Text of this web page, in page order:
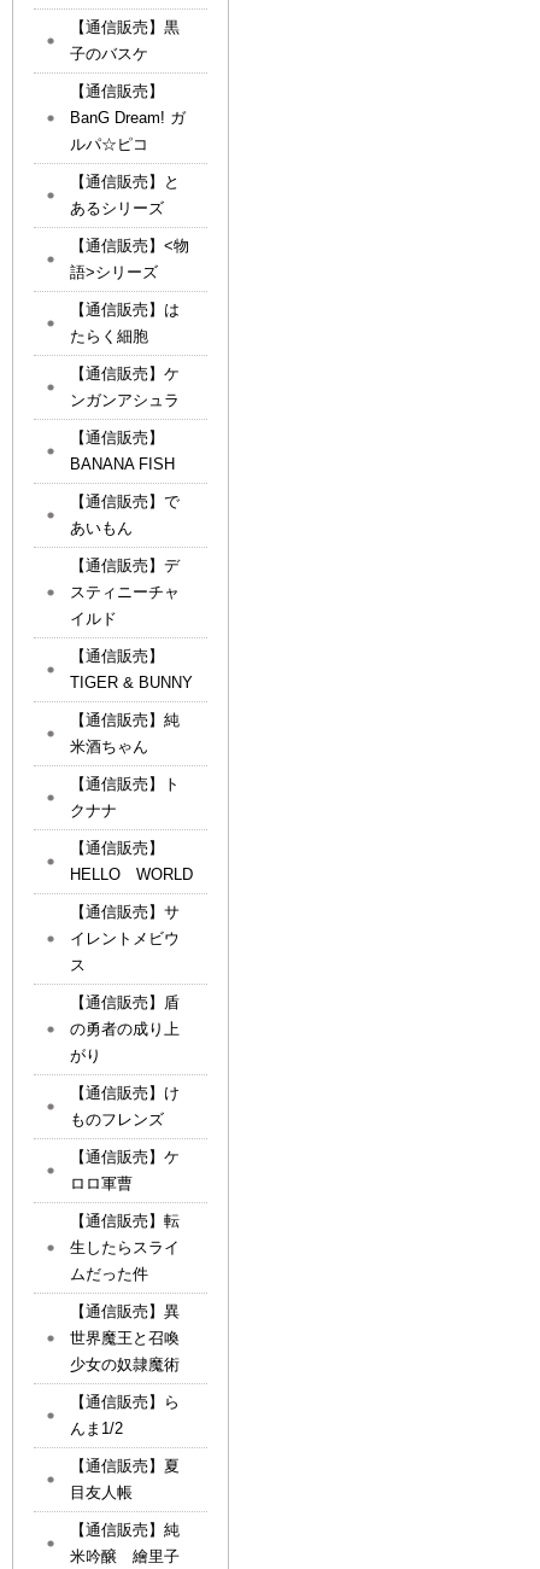
【通信販売】黒
子のバスケ
【通信販売】
BanG Dream! ガ
ルパ☆ピコ
【通信販売】と
あるシリーズ
【通信販売】<物
語>シリーズ
【通信販売】は
たらく細胞
【通信販売】ケ
ンガンアシュラ
【通信販売】
BANANA FISH
【通信販売】で
あいもん
【通信販売】デ
スティニーチャ
イルド
【通信販売】
TIGER & BUNNY
【通信販売】純
米酒ちゃん
【通信販売】ト
クナナ
【通信販売】
HELLO WORLD
【通信販売】サ
イレントメビウ
ス
【通信販売】盾
の勇者の成り上
がり
【通信販売】け
ものフレンズ
【通信販売】ケ
ロロ軍曹
【通信販売】転
生したらスライ
ムだった件
【通信販売】異
世界魔王と召喚
少女の奴隷魔術
【通信販売】ら
んま1/2
【通信販売】夏
目友人帳
【通信販売】純
米吟醸 繪里子